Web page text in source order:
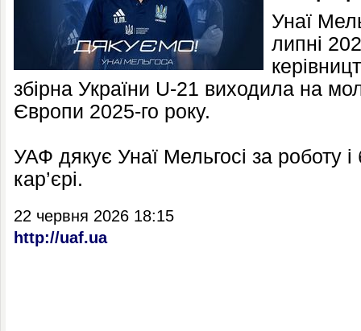
Унаї
липні
збірна України U-21 виходила на
Європи 2025-го року.
УАФ дякує Унаї Мельгосі за роботу
кар’єрі.
22 червня 2026 18:15
http://uaf.ua